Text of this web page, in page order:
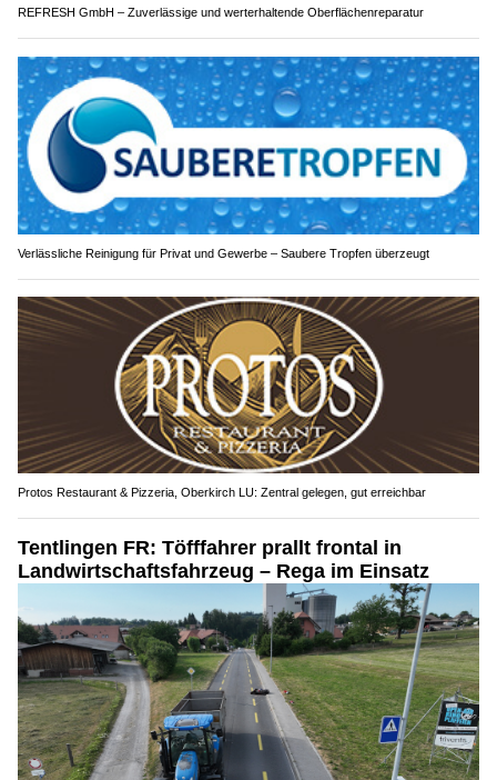
REFRESH GmbH – Zuverlässige und werterhaltende Oberflächenreparatur
Verlässliche Reinigung für Privat und Gewerbe – Saubere Tropfen überzeugt
Protos Restaurant & Pizzeria, Oberkirch LU: Zentral gelegen, gut erreichbar
Tentlingen FR: Töfffahrer prallt frontal in
Landwirtschaftsfahrzeug – Rega im Einsatz